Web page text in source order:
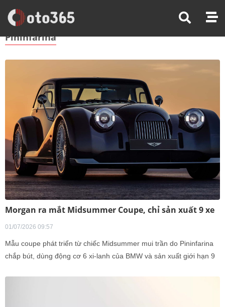
Trang Chủ Pininfarina
Pininfarina
Morgan ra mắt Midsummer Coupe, chỉ sản xuất 9 xe
01/07/2026 09:57
Mẫu coupe phát triển từ chiếc Midsummer mui trần do Pininfarina
chắp bút, dùng động cơ 6 xi-lanh của BMW và sản xuất giới hạn 9